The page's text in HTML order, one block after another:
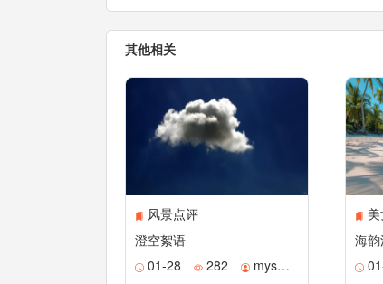
其他相关
风景点评
澄空絮语
01-28
282 mysmile